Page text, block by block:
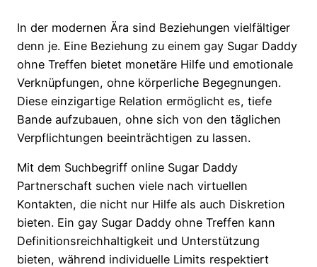
In der modernen Ära sind Beziehungen vielfältiger
denn je. Eine Beziehung zu einem gay Sugar Daddy
ohne Treffen bietet monetäre Hilfe und emotionale
Verknüpfungen, ohne körperliche Begegnungen.
Diese einzigartige Relation ermöglicht es, tiefe
Bande aufzubauen, ohne sich von den täglichen
Verpflichtungen beeinträchtigen zu lassen.
Mit dem Suchbegriff online Sugar Daddy
Partnerschaft suchen viele nach virtuellen
Kontakten, die nicht nur Hilfe als auch Diskretion
bieten. Ein gay Sugar Daddy ohne Treffen kann
Definitionsreichhaltigkeit und Unterstützung
bieten, während individuelle Limits respektiert